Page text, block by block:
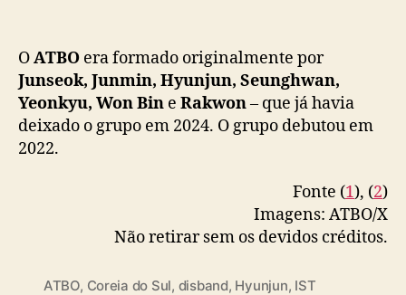
OATBO era formado originalmente por
Junseok, Junmin, Hyunjun, Seunghwan,
Yeonkyu, Won Bin e Rakwon– que já havia
deixado o grupo em 2024. O grupo debutou em
2022.
Fonte (1), (2)
Imagens: ATBO/X
Não retirar sem os devidos créditos.
ATBO, Coreia do Sul, disband, Hyunjun, IST